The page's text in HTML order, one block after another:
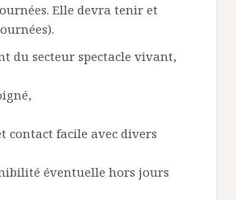
Elle devra tenir et
du secteur spectacle vivant,
contact facile avec divers
éventuelle hors jours